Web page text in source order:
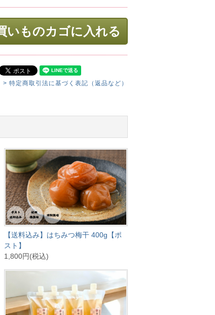
> 特定商取引法に基づく表記（返品など）
【送料込み】はちみつ梅干 400g【ポ
スト】
1,800円(税込)